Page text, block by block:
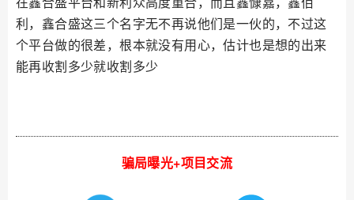
利，鑫合盛这三个名字无不再说他们是一伙的，不过这
个平台做的很差，根本就没有用心，估计也是想的出来
能再收割多少就收割多少
骗局曝光+项目交流